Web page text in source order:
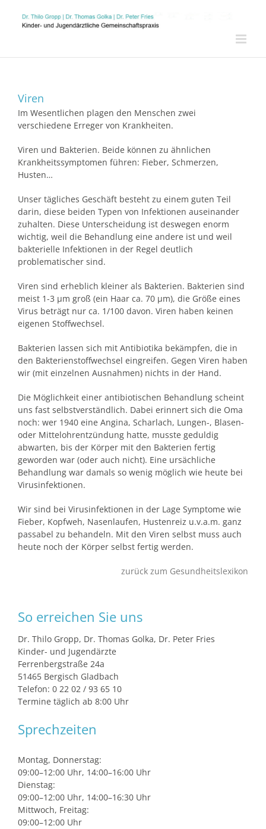
Inhalt
springen
Viren
Im Wesentlichen plagen den Menschen zwei
verschiedene Erreger von Krankheiten.
Viren und Bakterien. Beide können zu ähnlichen
Krankheitssymptomen führen: Fieber, Schmerzen,
Husten…
Unser tägliches Geschäft besteht zu einem guten Teil
darin, diese beiden Typen von Infektionen auseinander
zuhalten. Diese Unterscheidung ist deswegen enorm
wichtig, weil die Behandlung eine andere ist und weil
bakterielle Infektionen in der Regel deutlich
problematischer sind.
Viren sind erheblich kleiner als Bakterien. Bakterien sind
meist 1-3 µm groß (ein Haar ca. 70 µm), die Größe eines
Virus beträgt nur ca. 1/100 davon. Viren haben keinen
eigenen Stoffwechsel.
Bakterien lassen sich mit Antibiotika bekämpfen, die in
den Bakterienstoffwechsel eingreifen. Gegen Viren haben
wir (mit einzelnen Ausnahmen) nichts in der Hand.
Die Möglichkeit einer antibiotischen Behandlung scheint
uns fast selbstverständlich. Dabei erinnert sich die Oma
noch: wer 1940 eine Angina, Scharlach, Lungen-, Blasen-
oder Mittelohrentzündung hatte, musste geduldig
abwarten, bis der Körper mit den Bakterien fertig
geworden war (oder auch nicht). Eine ursächliche
Behandlung war damals so wenig möglich wie heute bei
Virusinfektionen.
Wir sind bei Virusinfektionen in der Lage Symptome wie
Fieber, Kopfweh, Nasenlaufen, Hustenreiz u.v.a.m. ganz
passabel zu behandeln. Mit den Viren selbst muss auch
heute noch der Körper selbst fertig werden.
zurück zum Gesundheitslexikon
So erreichen Sie uns
Dr. Thilo Gropp, Dr. Thomas Golka, Dr. Peter Fries
Kinder- und Jugendärzte
Ferrenbergstraße 24a
51465 Bergisch Gladbach
Telefon: 0 22 02 / 93 65 10
Termine täglich ab 8:00 Uhr
Sprechzeiten
Montag, Donnerstag:
09:00–12:00 Uhr, 14:00–16:00 Uhr
Dienstag:
09:00–12:00 Uhr, 14:00–16:30 Uhr
Mittwoch, Freitag:
09:00–12:00 Uhr